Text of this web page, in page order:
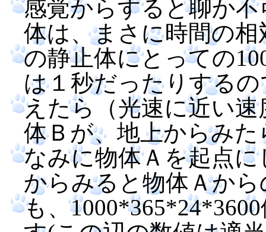
感覚からすると聊か
体は、まさに時間の
の静止体にとっての
は１秒だったりする
えたら（光速に近い
体Ｂが、地上からみ
なみに物体Ａを起点
からみると物体Ａか
も、